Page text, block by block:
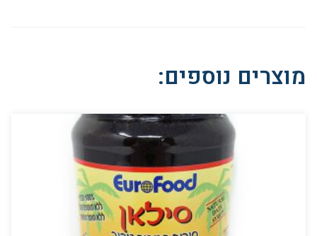
מוצרים נוספים: